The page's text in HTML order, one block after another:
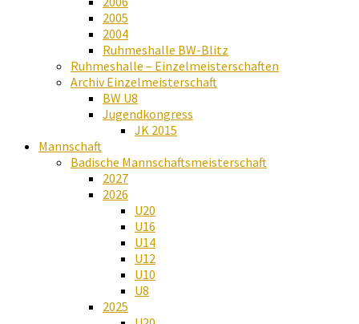
2005
2004
Ruhmeshalle BW-Blitz
Ruhmeshalle – Einzelmeisterschaften
Archiv Einzelmeisterschaft
BW U8
Jugendkongress
JK 2015
Mannschaft
Badische Mannschaftsmeisterschaft
2027
2026
U20
U16
U14
U12
U10
U8
2025